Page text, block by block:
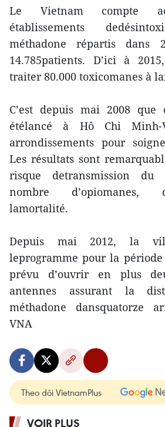
Le Vietnam compte
établissements
méthadone répartis dans
14.785patients. D’ici à
traiter 80.000 toxicomanes à
C’est depuis mai 2008 que
étélancé à Hô Chi
arrondissements pour
Les résultats sont
risque detransmission
nombre d’opiomanes,
lamortalité.
Depuis mai 2012, la
leprogramme pour la période
prévu d’ouvrir en plus
antennes assurant la
méthadone dansquatorze
VNA
Theo dõi VietnamPlus
VOIR PLUS